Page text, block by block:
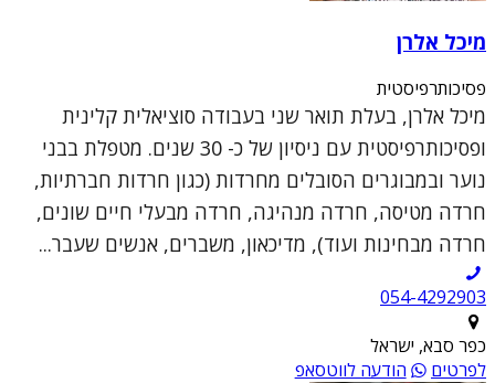
מיכל אלרן
פסיכותרפיסטית
מיכל אלרן, בעלת תואר שני בעבודה סוציאלית קלינית
ופסיכותרפיסטית עם ניסיון של כ- 30 שנים. מטפלת בבני
נוער ובמבוגרים הסובלים מחרדות (כגון חרדות חברתיות,
חרדה מטיסה, חרדה מנהיגה, חרדה מבעלי חיים שונים,
חרדה מבחינות ועוד), מדיכאון, משברים, אנשים שעבר...
054-4292903
כפר סבא, ישראל
לפרטים
הודעה לווטסאפ